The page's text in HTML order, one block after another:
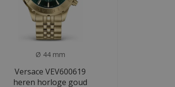
Ø 44 mm
Versace VEV600619
heren horloge goud